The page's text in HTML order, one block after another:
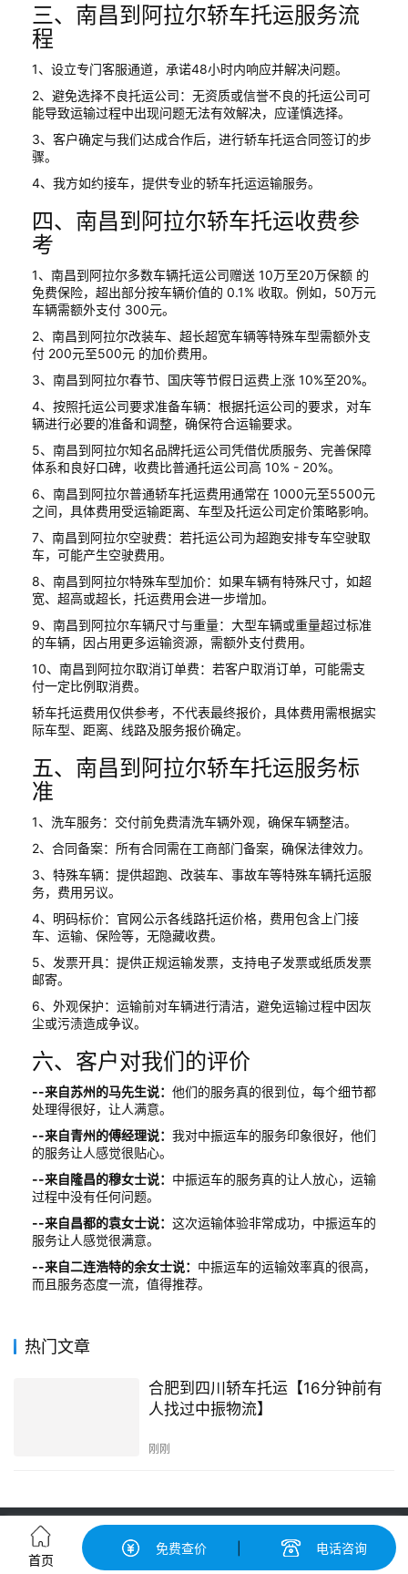
三、南昌到阿拉尔轿车托运服务流
程
1、设立专门客服通道，承诺48小时内响应并解决问题。
2、避免选择不良托运公司：无资质或信誉不良的托运公司可
能导致运输过程中出现问题无法有效解决，应谨慎选择。
3、客户确定与我们达成合作后，进行轿车托运合同签订的步
骤。
4、我方如约接车，提供专业的轿车托运运输服务。
四、南昌到阿拉尔轿车托运收费参
考
1、南昌到阿拉尔多数车辆托运公司赠送 10万至20万保额 的
免费保险，超出部分按车辆价值的 0.1% 收取。例如，50万元
车辆需额外支付 300元。
2、南昌到阿拉尔改装车、超长超宽车辆等特殊车型需额外支
付 200元至500元 的加价费用。
3、南昌到阿拉尔春节、国庆等节假日运费上涨 10%至20%。
4、按照托运公司要求准备车辆：根据托运公司的要求，对车
辆进行必要的准备和调整，确保符合运输要求。
5、南昌到阿拉尔知名品牌托运公司凭借优质服务、完善保障
体系和良好口碑，收费比普通托运公司高 10% - 20%。
6、南昌到阿拉尔普通轿车托运费用通常在 1000元至5500元
之间，具体费用受运输距离、车型及托运公司定价策略影响。
7、南昌到阿拉尔空驶费：若托运公司为超跑安排专车空驶取
车，可能产生空驶费用。
8、南昌到阿拉尔特殊车型加价：如果车辆有特殊尺寸，如超
宽、超高或超长，托运费用会进一步增加。
9、南昌到阿拉尔车辆尺寸与重量：大型车辆或重量超过标准
的车辆，因占用更多运输资源，需额外支付费用。
10、南昌到阿拉尔取消订单费：若客户取消订单，可能需支
付一定比例取消费。
轿车托运费用仅供参考，不代表最终报价，具体费用需根据实
际车型、距离、线路及服务报价确定。
五、南昌到阿拉尔轿车托运服务标
准
1、洗车服务：交付前免费清洗车辆外观，确保车辆整洁。
2、合同备案：所有合同需在工商部门备案，确保法律效力。
3、特殊车辆：提供超跑、改装车、事故车等特殊车辆托运服
务，费用另议。
4、明码标价：官网公示各线路托运价格，费用包含上门接
车、运输、保险等，无隐藏收费。
5、发票开具：提供正规运输发票，支持电子发票或纸质发票
邮寄。
6、外观保护：运输前对车辆进行清洁，避免运输过程中因灰
尘或污渍造成争议。
六、客户对我们的评价
--来自苏州的马先生说： 他们的服务真的很到位，每个细节都
处理得很好，让人满意。
--来自青州的傅经理说： 我对中振运车的服务印象很好，他们
的服务让人感觉很贴心。
--来自隆昌的穆女士说： 中振运车的服务真的让人放心，运输
过程中没有任何问题。
--来自昌都的袁女士说： 这次运输体验非常成功，中振运车的
服务让人感觉很满意。
--来自二连浩特的余女士说： 中振运车的运输效率真的很高，
而且服务态度一流，值得推荐。
热门文章
合肥到四川轿车托运【16分钟前有
人找过中振物流】
刚刚
轿车托运-汽车托运价格|收费标准查询-中振汽车托运物流平台
粤ICP备2022148417号-2© 广州中振运车服务有限公司 版权所有
首页
免费查价 电话咨询